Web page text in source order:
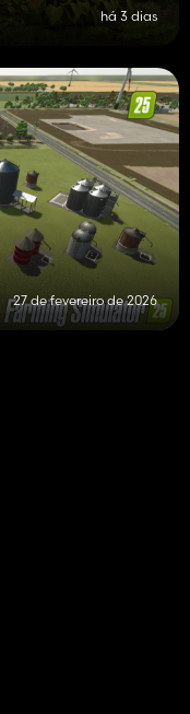
de cercas existentes.
para evitar a
campo para baias e
agora podem ser
há 3 dias
27 de fevereiro de 2026